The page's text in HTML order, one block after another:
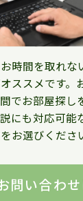
時間を取れな
ススメです。
でお部屋探し
にも対応可能
お選びくださ
問い合わ